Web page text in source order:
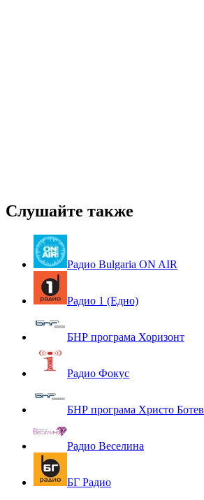
Слушайте также
Радио Bulgaria ON AIR
Радио 1 (Едно)
БНР програма Хоризонт
Радио Фокус
БНР програма Христо Ботев
Радио Веселина
БГ Радио